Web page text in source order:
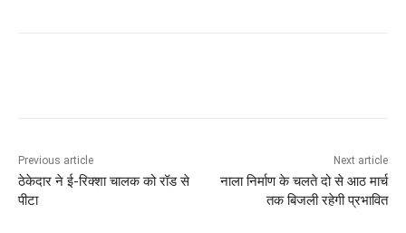
Previous article
ठेकेदार ने ई-रिक्शा चालक को रॉड से
पीटा
Next article
नाला निर्माण के चलते दो से आठ मार्च
तक बिजली रहेगी प्रभावित